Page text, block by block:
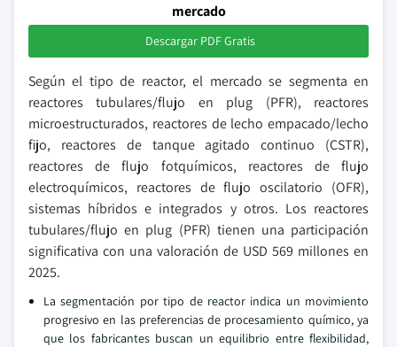
mercado
Descargar PDF Gratis
Según el tipo de reactor, el mercado se segmenta en
reactores tubulares/flujo en plug (PFR), reactores
microestructurados, reactores de lecho empacado/lecho
fijo, reactores de tanque agitado continuo (CSTR),
reactores de flujo fotquímicos, reactores de flujo
electroquímicos, reactores de flujo oscilatorio (OFR),
sistemas híbridos e integrados y otros. Los reactores
tubulares/flujo en plug (PFR) tienen una participación
significativa con una valoración de USD 569 millones en
2025.
La segmentación por tipo de reactor indica un movimiento
progresivo en las preferencias de procesamiento químico, ya
que los fabricantes buscan un equilibrio entre flexibilidad,